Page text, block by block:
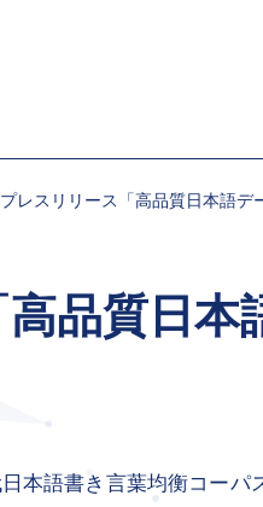
プレスリリース「高品質日本語デ
品質日
本語書き言葉均衡コー